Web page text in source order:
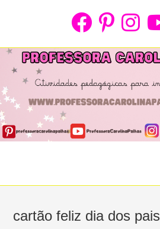
cartão feliz dia dos pais